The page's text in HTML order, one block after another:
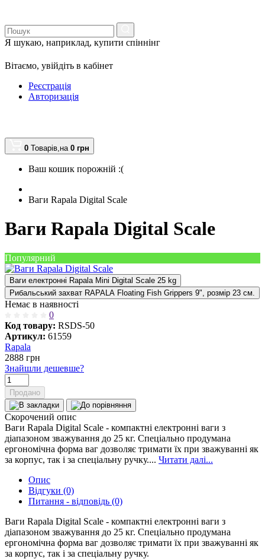
Я шукаю, наприклад, купити спіннінг
Вітаємо, увійдіть в кабінет
Реєстрація
Авторизація
0 Товарів,на 0 грн
Ваш кошик порожній :(
Ваги Rapala Digital Scale
Ваги Rapala Digital Scale
Популярний
Ваги електронні Rapala Mini Digital Scale 25 kg
Рибальський захват RAPALA Floating Fish Grippers 9", розмір 23 см.
Немає в наявності
0
Код товару: RSDS-50
Артикул: 61559
Rapala
2888 грн
Знайшли дешевше?
Продано
Скорочений опис
Ваги Rapala Digital Scale - компактні електронні ваги з
діапазоном зважування до 25 кг. Спеціально продумана
ергономічна форма ваг дозволяє тримати їх при зважуванні як
за корпус, так і за спеціальну ручку.... Читати далі...
Опис
Відгуки (0)
Питання - відповідь (0)
Ваги Rapala Digital Scale - компактні електронні ваги з
діапазоном зважування до 25 кг. Спеціально продумана
ергономічна форма ваг дозволяє тримати їх при зважуванні як
за корпус, так і за спеціальну ручку.